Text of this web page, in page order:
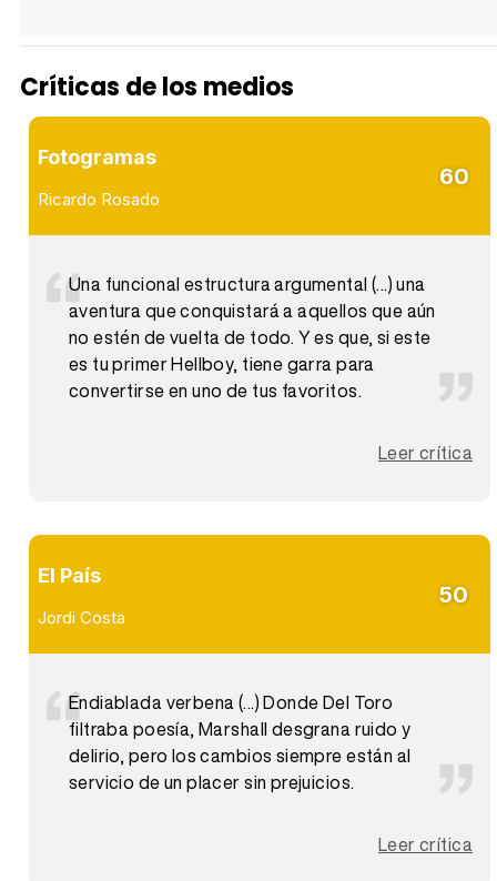
Críticas de los medios
Fotogramas
Ricardo Rosado
60
Una funcional estructura argumental (...) una
aventura que conquistará a aquellos que aún
no estén de vuelta de todo. Y es que, si este
es tu primer Hellboy, tiene garra para
convertirse en uno de tus favoritos.
Leer crítica
El País
Jordi Costa
50
Endiablada verbena (...) Donde Del Toro
filtraba poesía, Marshall desgrana ruido y
delirio, pero los cambios siempre están al
servicio de un placer sin prejuicios.
Leer crítica